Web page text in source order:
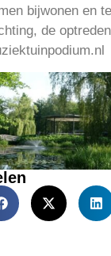
bijwonen en
de